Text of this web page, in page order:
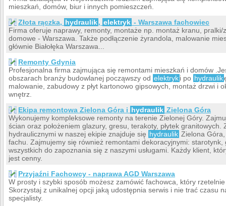
mieszkań, domów, biur i innych pomieszczeń.
Złota rączka, hydraulik, elektryk - Warszawa fachowiec
Firma oferuje naprawy, remonty, montaże np. montaż kranu,
domowe - Warszawa. Także podłączenie żyrandola, malowanie
głównie Białołęka Warszawa...
Remonty Gdynia
Profesjonalna firma zajmująca się remontami mieszkań i domów
obszarach branży budowlanej począwszy od elektryki po hydraulik
malowanie, zabudowy z płyt kartonowo gipsowych, montaż drzwi i
wnętrz.
Ekipa remontowa Zielona Góra i hydraulik Zielona Góra
Wykonujemy kompleksowe remonty na terenie Zielonej Góry.
ścian oraz położeniem glazury, gresu, terakoty, płytek
hydraulicznymi w naszej ekipie znajduje się hydraulik Zielona
fachu. Zajmujemy się również remontami dekoracyjnymi:
wszystkich do zapoznania się z naszymi usługami. Każdy klient,
jest cenny.
Przyjaźni Fachowcy - naprawa AGD Warszawa
W prosty i szybki sposób możesz zamówić fachowca, który
Skorzystaj z unikalnej opcji jaką udostępnia serwis i nie trać czasu
specjalisty.